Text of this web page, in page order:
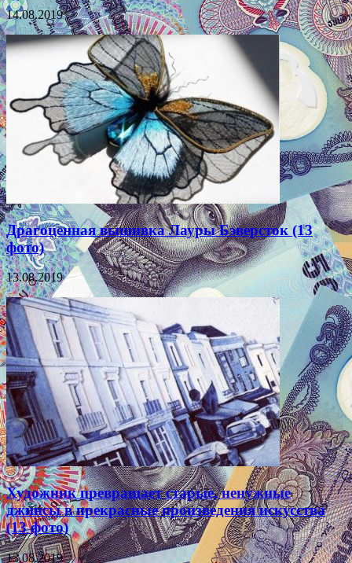
14.08.2019
Драгоценная вышивка Лауры Бэверсток (13
фото)
13.08.2019
Художник превращает старые, ненужные
джинсы в прекрасные произведения искусства
(13 фото)
13.08.2019